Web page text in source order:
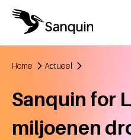
Overslaan en naar de inhoud
Home Actueel
Sanquin for
miljoenen